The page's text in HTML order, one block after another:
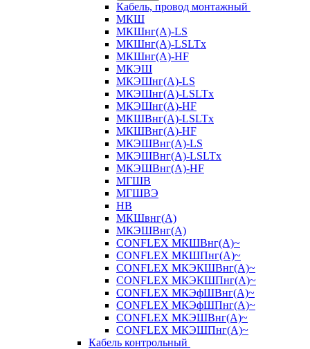
Кабель, провод монтажный
МКШ
МКШнг(А)-LS
МКШнг(А)-LSLTx
МКШнг(А)-HF
МКЭШ
МКЭШнг(А)-LS
МКЭШнг(А)-LSLTx
МКЭШнг(А)-HF
МКШВнг(A)-LSLTx
МКШВнг(А)-HF
МКЭШВнг(А)-LS
МКЭШВнг(A)-LSLTx
МКЭШВнг(А)-HF
МГШВ
МГШВЭ
НВ
МКШвнг(А)
МКЭШВнг(А)
CONFLEX МКШВнг(А)~
CONFLEX МКШПнг(А)~
CONFLEX МКЭКШВнг(А)~
CONFLEX МКЭКШПнг(А)~
CONFLEX МКЭфШВнг(А)~
CONFLEX МКЭфШПнг(А)~
CONFLEX МКЭШВнг(А)~
CONFLEX МКЭШПнг(А)~
Кабель контрольный